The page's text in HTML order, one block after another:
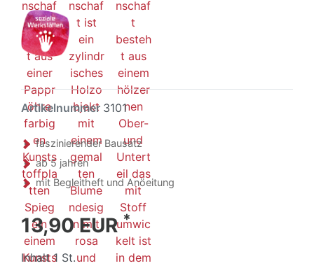
Artikelnummer 3101
faszinierender Bausatz
ab 5 jahren
mit Begleitheft und Anöeitung
13,90 EUR*
Inhalt1 St.